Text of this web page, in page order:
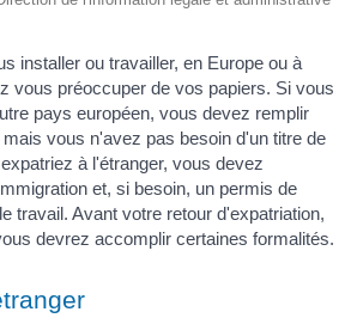
installer ou travailler, en Europe ou à
vous préoccuper de vos papiers. Si vous
pays européen, vous devez remplir
vous n'avez pas besoin d'un titre de
à l'étranger, vous devez
et, si besoin, un permis de
travail. Avant votre retour d'expatriation,
devrez accomplir certaines formalités.